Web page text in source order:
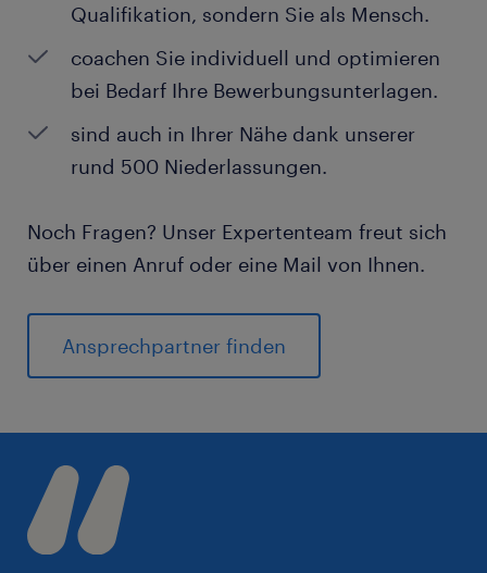
Qualifikation, sondern Sie als Mensch.
coachen Sie individuell und optimieren
bei Bedarf Ihre Bewerbungsunterlagen.
sind auch in Ihrer Nähe dank unserer
rund 500 Niederlassungen.
Noch Fragen? Unser Expertenteam freut sich
über einen Anruf oder eine Mail von Ihnen.
Ansprechpartner finden